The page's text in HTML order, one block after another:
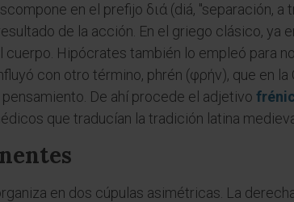
en el prefijo διά (diá, "separación,
de la acción. En el griego clásico, ya
Hipócrates también lo empleó para
con otro término, phrén (φρήν), que en
De ahí procede el adjetivo
que traducían la tradición latina
en dos cúpulas asimétricas. La